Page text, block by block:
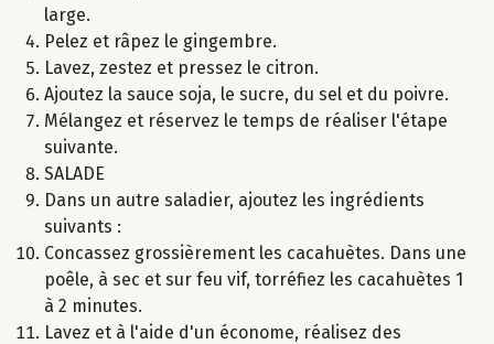
large.
Pelez et râpez le gingembre.
Lavez, zestez et pressez le citron.
Ajoutez la sauce soja, le sucre, du sel et du poivre.
Mélangez et réservez le temps de réaliser l'étape
suivante.
SALADE
Dans un autre saladier, ajoutez les ingrédients
suivants :
Concassez grossièrement les cacahuètes. Dans une
poêle, à sec et sur feu vif, torréfiez les cacahuètes 1
à 2 minutes.
Lavez et à l'aide d'un économe, réalisez des